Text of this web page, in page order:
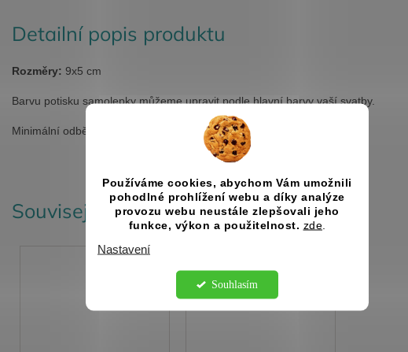
Používáme cookies, abychom Vám umožnili
pohodlné prohlížení webu a díky analýze
provozu webu neustále zlepšovali jeho
funkce, výkon a použitelnost. zde
Nastavení
Souhlasím
Související produkty
Kód:2582/20
Detailní popis produktu
Rozměry: 9x5 cm
Barvu potisku samolepky můžeme upravit podle hlavní barvy vaší svatby.
Minimální odběr 10ks.